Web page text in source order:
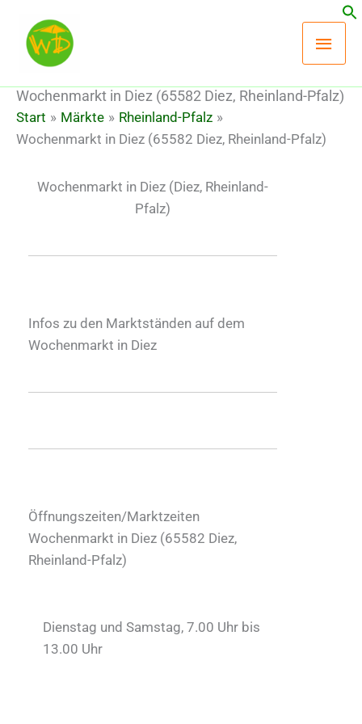
Inhalt
springen
Wochenmarkt in Diez (65582 Diez, Rheinland-Pfalz)
Start Märkte
Rheinland-Pfalz
Wochenmarkt in Diez (65582 Diez, Rheinland-Pfalz)
Wochenmarkt in Diez (Diez, Rheinland-
Pfalz)
Infos zu den Marktständen auf dem
Wochenmarkt in Diez
Öffnungszeiten/Marktzeiten
Wochenmarkt in Diez (65582 Diez,
Rheinland-Pfalz)
Dienstag und Samstag, 7.00 Uhr bis
13.00 Uhr